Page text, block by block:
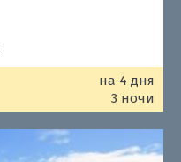
на 4 дня
3 ночи